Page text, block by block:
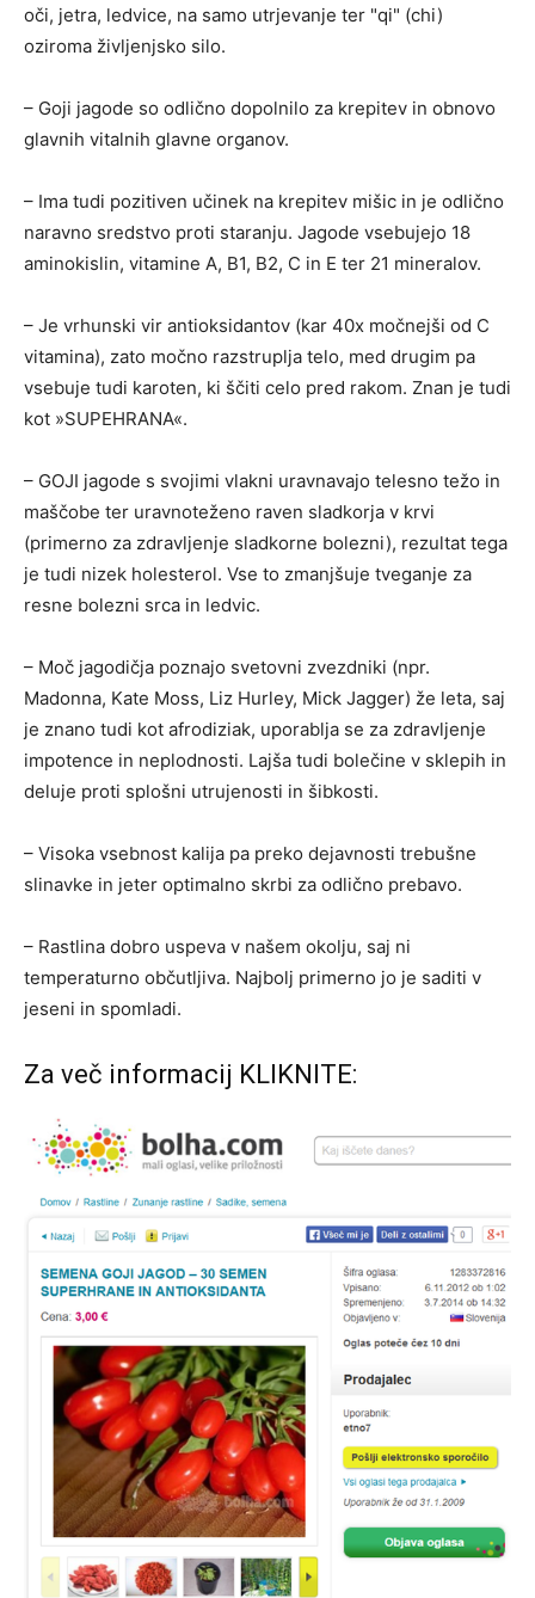
oči, jetra, ledvice, na samo utrjevanje ter "qi" (chi)
oziroma življenjsko silo.
– Goji jagode so odlično dopolnilo za krepitev in obnovo
glavnih vitalnih glavne organov.
– Ima tudi pozitiven učinek na krepitev mišic in je odlično
naravno sredstvo proti staranju. Jagode vsebujejo 18
aminokislin, vitamine A, B1, B2, C in E ter 21 mineralov.
– Je vrhunski vir antioksidantov (kar 40x močnejši od C
vitamina), zato močno razstruplja telo, med drugim pa
vsebuje tudi karoten, ki ščiti celo pred rakom. Znan je tudi
kot »SUPEHRANA«.
– GOJI jagode s svojimi vlakni uravnavajo telesno težo in
maščobe ter uravnoteženo raven sladkorja v krvi
(primerno za zdravljenje sladkorne bolezni), rezultat tega
je tudi nizek holesterol. Vse to zmanjšuje tveganje za
resne bolezni srca in ledvic.
– Moč jagodičja poznajo svetovni zvezdniki (npr.
Madonna, Kate Moss, Liz Hurley, Mick Jagger) že leta, saj
je znano tudi kot afrodiziak, uporablja se za zdravljenje
impotence in neplodnosti. Lajša tudi bolečine v sklepih in
deluje proti splošni utrujenosti in šibkosti.
– Visoka vsebnost kalija pa preko dejavnosti trebušne
slinavke in jeter optimalno skrbi za odlično prebavo.
– Rastlina dobro uspeva v našem okolju, saj ni
temperaturno občutljiva. Najbolj primerno jo je saditi v
jeseni in spomladi.
Za več informacij KLIKNITE: